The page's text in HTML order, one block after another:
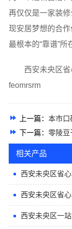
再仅仅是一家装
现安居梦想的合
最根本的“靠谱”所
西安未央区
feomrsrm
上一篇： 本市口
下一篇： 零陵豆
相关产品